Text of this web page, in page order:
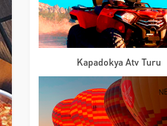
Kapadokya Atv Turu